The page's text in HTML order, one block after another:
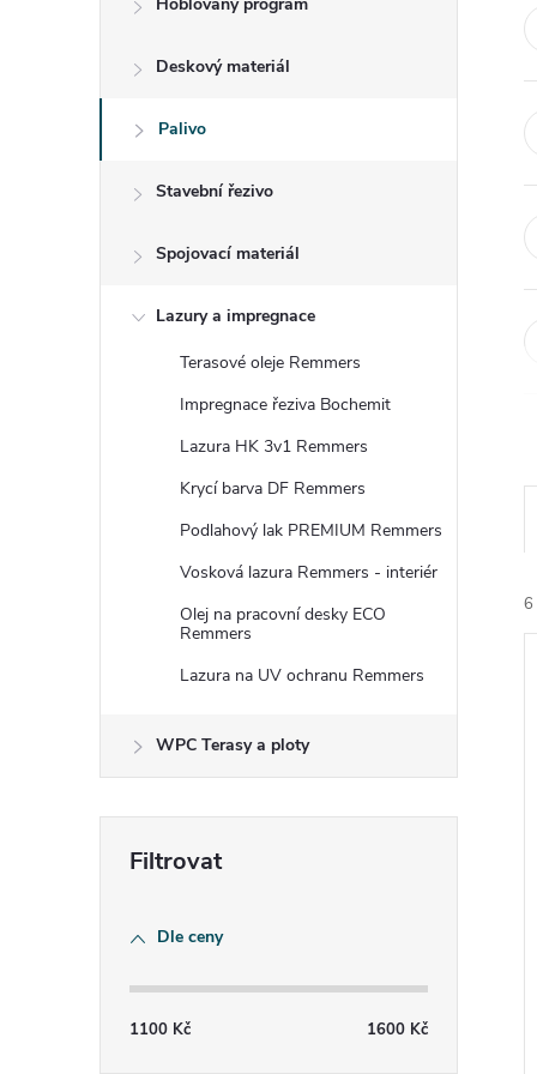
r
a
Deskový materiál
Palivo
Stavební řezivo
Spojovací materiál
Lazury a impregnace
Terasové oleje Remmers
Impregnace řeziva Bochemit
Lazura HK 3v1 Remmers
Krycí barva DF Remmers
Podlahový lak PREMIUM Remmers
Vosková lazura Remmers - interiér
Olej na pracovní desky ECO
Remmers
Lazura na UV ochranu Remmers
WPC Terasy a ploty
Dle ceny
1100 Kč 1600 Kč
a6